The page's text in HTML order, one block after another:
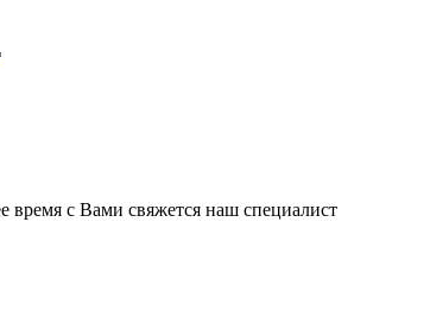
с Вами свяжется наш специалист